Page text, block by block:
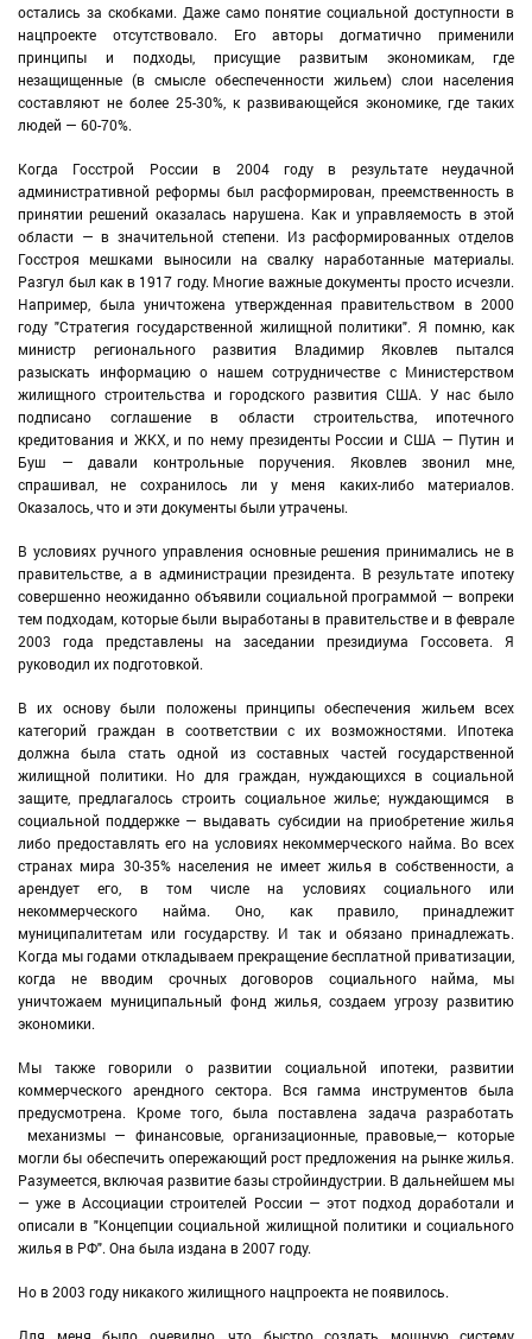
остались за скобками. Даже само понятие социальной доступности в
нацпроекте отсутствовало. Его авторы догматично применили
принципы и подходы, присущие развитым экономикам, где
незащищенные (в смысле обеспеченности жильем) слои населения
составляют не более 25-30%, к развивающейся экономике, где таких
людей — 60-70%.
Когда Госстрой России в 2004 году в результате неудачной
административной реформы был расформирован, преемственность в
принятии решений оказалась нарушена. Как и управляемость в этой
области — в значительной степени. Из расформированных отделов
Госстроя мешками выносили на свалку наработанные материалы.
Разгул был как в 1917 году. Многие важные документы просто исчезли.
Например, была уничтожена утвержденная правительством в 2000
году "Стратегия государственной жилищной политики". Я помню, как
министр регионального развития Владимир Яковлев пытался
разыскать информацию о нашем сотрудничестве с Министерством
жилищного строительства и городского развития США. У нас было
подписано соглашение в области строительства, ипотечного
кредитования и ЖКХ, и по нему президенты России и США — Путин и
Буш — давали контрольные поручения. Яковлев звонил мне,
спрашивал, не сохранилось ли у меня каких-либо материалов.
Оказалось, что и эти документы были утрачены.
В условиях ручного управления основные решения принимались не в
правительстве, а в администрации президента. В результате ипотеку
совершенно неожиданно объявили социальной программой — вопреки
тем подходам, которые были выработаны в правительстве и в феврале
2003 года представлены на заседании президиума Госсовета. Я
руководил их подготовкой.
В их основу были положены принципы обеспечения жильем всех
категорий граждан в соответствии с их возможностями. Ипотека
должна была стать одной из составных частей государственной
жилищной политики. Но для граждан, нуждающихся в социальной
защите, предлагалось строить социальное жилье; нуждающимся в
социальной поддержке — выдавать субсидии на приобретение жилья
либо предоставлять его на условиях некоммерческого найма. Во всех
странах мира 30-35% населения не имеет жилья в собственности, а
арендует его, в том числе на условиях социального или
некоммерческого найма. Оно, как правило, принадлежит
муниципалитетам или государству. И так и обязано принадлежать.
Когда мы годами откладываем прекращение бесплатной приватизации,
когда не вводим срочных договоров социального найма, мы
уничтожаем муниципальный фонд жилья, создаем угрозу развитию
экономики.
Мы также говорили о развитии социальной ипотеки, развитии
коммерческого арендного сектора. Вся гамма инструментов была
предусмотрена. Кроме того, была поставлена задача разработать
механизмы — финансовые, организационные, правовые,— которые
могли бы обеспечить опережающий рост предложения на рынке жилья.
Разумеется, включая развитие базы стройиндустрии. В дальнейшем мы
— уже в Ассоциации строителей России — этот подход доработали и
описали в "Концепции социальной жилищной политики и социального
жилья в РФ". Она была издана в 2007 году.
Но в 2003 году никакого жилищного нацпроекта не появилось.
Для меня было очевидно, что быстро создать мощную систему